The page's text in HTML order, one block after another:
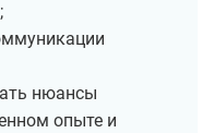
нюансы
опыте и